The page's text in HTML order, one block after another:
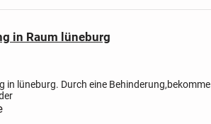
in Raum lüneburg
in lüneburg. Durch eine Behinderung,bekomme